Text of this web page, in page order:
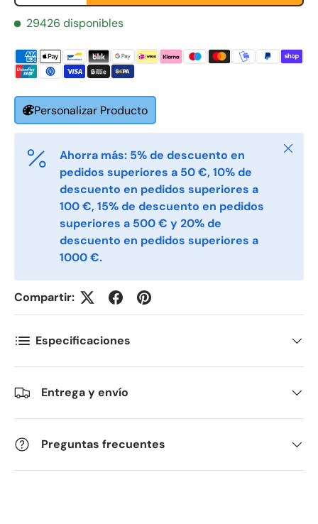
Etternavn *
E-post
Telefon
Postnummer *
Kommentarer
29426 disponibles
Personalizar Producto
Ahorra más: 5% de descuento en
pedidos superiores a 50 €, 10% de
descuento en pedidos superiores a
100 €, 15% de descuento en pedidos
superiores a 500 € y 20% de
descuento en pedidos superiores a
1000 €.
Cerrar
Compartir:
Especificaciones
Entrega y envío
Preguntas frecuentes